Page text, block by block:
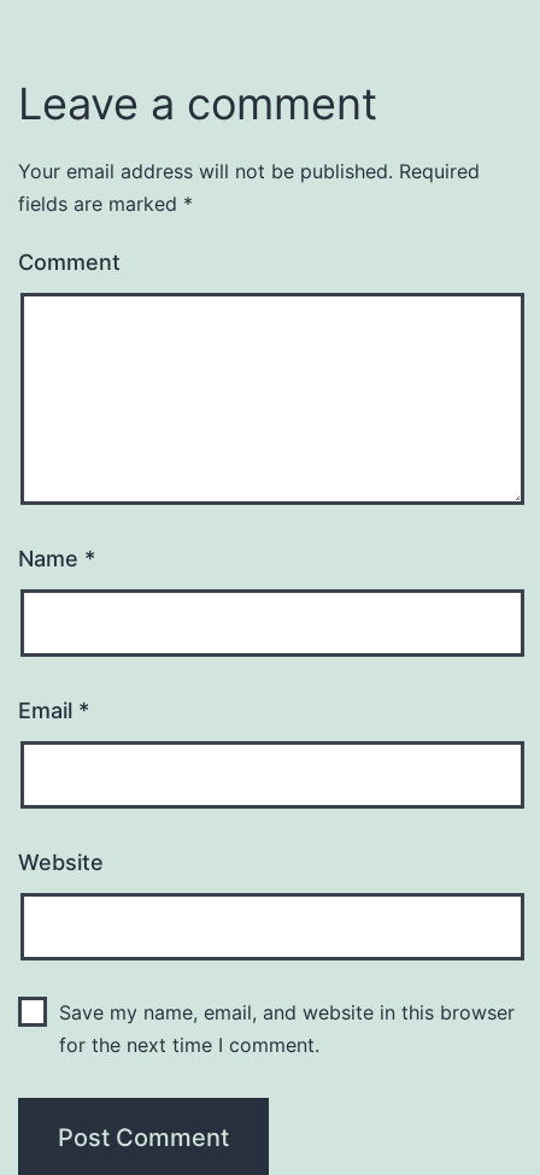
Leave a comment
Your email address will not be published. Required
fields are marked *
Comment
Name *
Email *
Website
Save my name, email, and website in this browser
for the next time I comment.